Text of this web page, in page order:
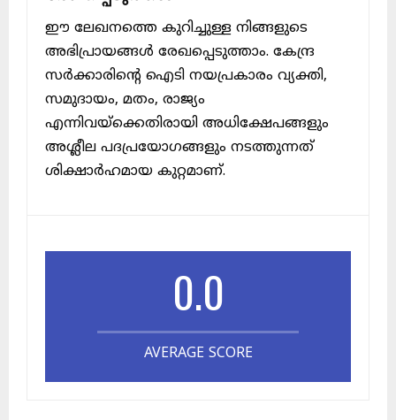
ഈ ലേഖനത്തെ കുറിച്ചുള്ള നിങ്ങളുടെ
അഭിപ്രായങ്ങൾ രേഖപ്പെടുത്താം. കേന്ദ്ര
സർക്കാരിന്റെ ഐടി നയപ്രകാരം വ്യക്തി,
സമുദായം, മതം, രാജ്യം
എന്നിവയ്ക്കെതിരായി അധിക്ഷേപങ്ങളും
അശ്ലീല പദപ്രയോഗങ്ങളും നടത്തുന്നത്
ശിക്ഷാർഹമായ കുറ്റമാണ്.
0.0
AVERAGE SCORE